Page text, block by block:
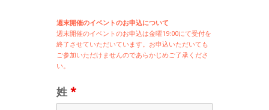
週末開催のイベントのお申込について
週末開催のイベントのお申込は金曜19:00にて受付を
終了させていただいています。お申込いただいても
ご参加いただけませんのであらかじめご了承くださ
い。
姓 *